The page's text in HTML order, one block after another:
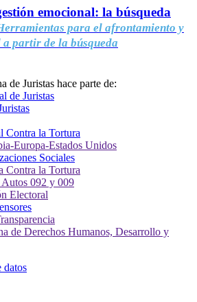
emocional: la búsqueda
para el afrontamiento y
partir de la búsqueda
de Juristas hace parte de:
datos